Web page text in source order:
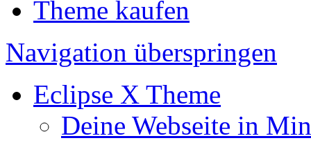
Theme kaufen
Navigation überspringen
Eclipse X Theme
Deine Webseite in